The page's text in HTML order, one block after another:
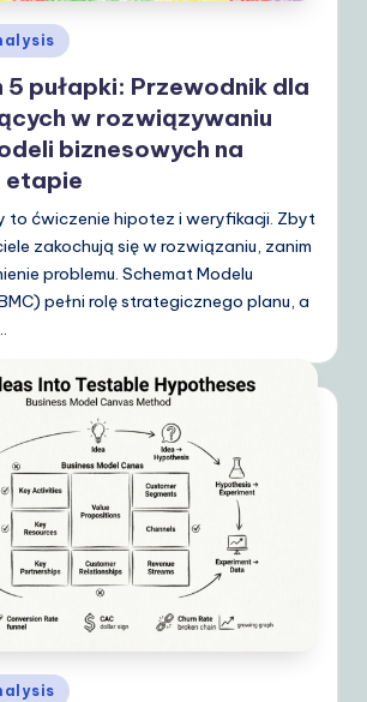
5 pułapki: Przewodnik dla
w rozwiązywaniu
biznesowych na
etapie
to ćwiczenie hipotez i weryfikacji. Zbyt
zakochują się w rozwiązaniu, zanim
problemu. Schemat Modelu
pełni rolę strategicznego planu, a